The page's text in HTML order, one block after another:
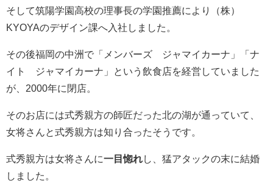
そして筑陽学園高校の理事長の学園推薦により（株）
KYOYAのデザイン課へ入社しました。
その後福岡の中洲で「メンバーズ ジャマイカーナ」「ナ
イト ジャマイカーナ」という飲食店を経営していました
が、2000年に閉店。
そのお店には式秀親方の師匠だった北の湖が通っていて、
女将さんと式秀親方は知り合ったそうです。
式秀親方は女将さんに一目惚れし、猛アタックの末に結婚
しました。